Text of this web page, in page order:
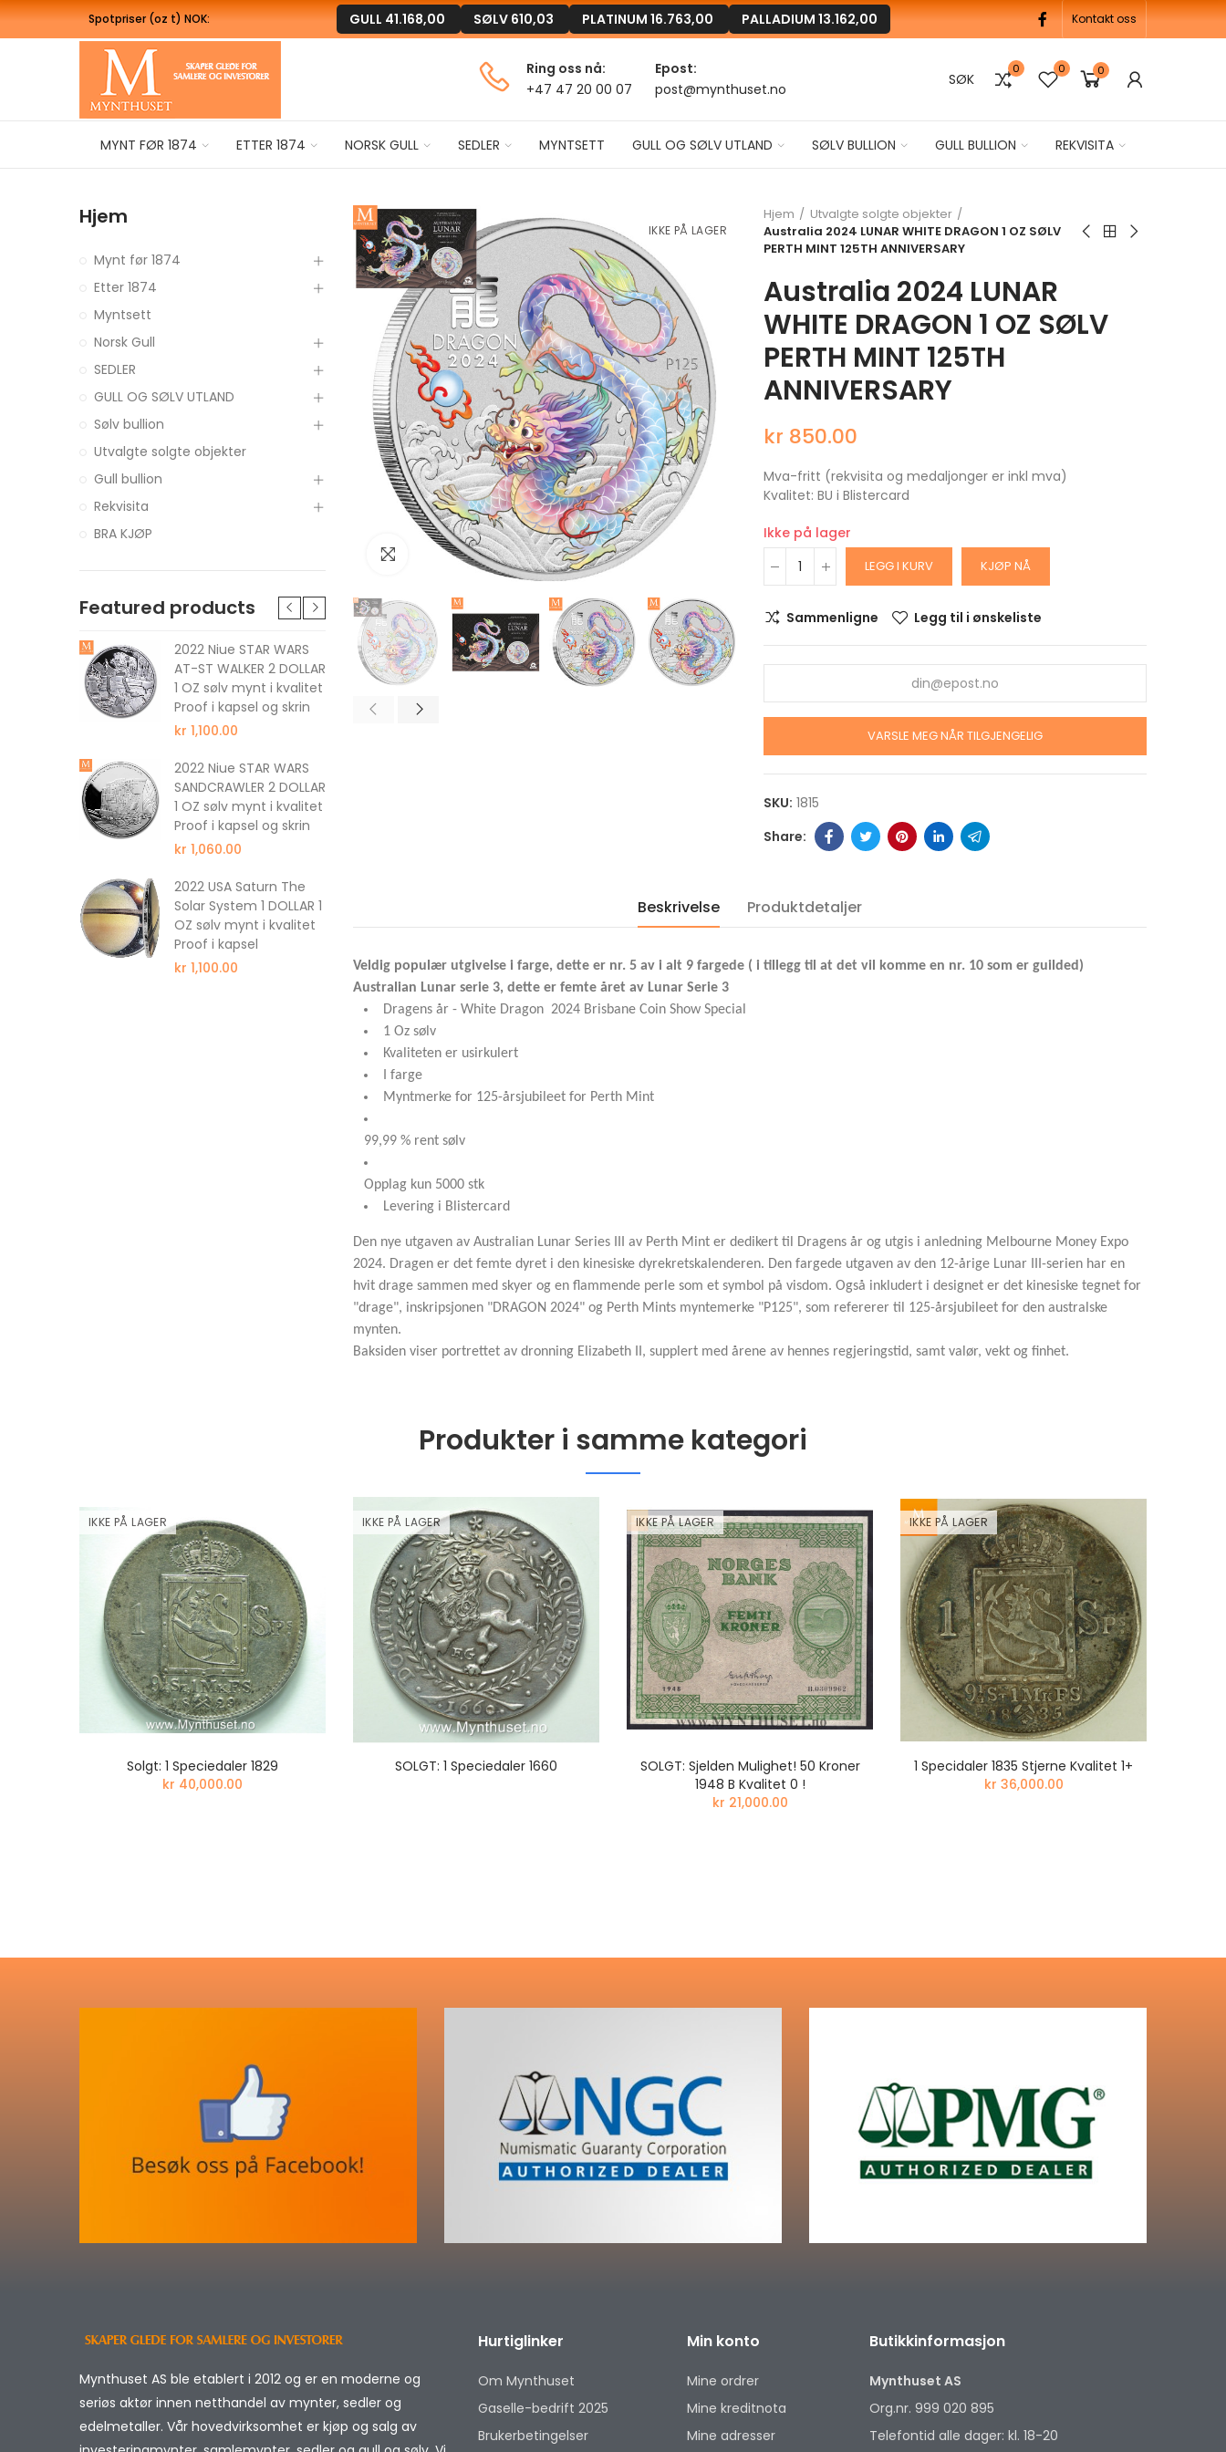
Spotpriser (oz t) NOK: Kontakt oss
Ring oss nå:
+47 47 20 00 07
Epost:
post@mynthuset.no
SØK
0 0 0
MYNT FØR 1874 ETTER 1874 NORSK GULL SEDLER MYNTSETT GULL OG SØLV UTLAND SØLV BULLION GULL BULLION REKVISITA
GULL 41.168,00 SØLV 610,03 PLATINUM 16.763,00 PALLADIUM 13.162,00
IKKE PÅ LAGER
Klikk for å forstørre
Hjem
Utvalgte solgte objekter
Australia 2024 LUNAR WHITE DRAGON 1 OZ SØLV
PERTH MINT 125TH ANNIVERSARY
Australia 2024 LUNAR
WHITE DRAGON 1 OZ SØLV
PERTH MINT 125TH
ANNIVERSARY
kr 850.00
Mva-fritt (rekvisita og medaljonger er inkl mva)
Kvalitet: BU i Blistercard
Ikke på lager
LEGG I KURV KJØP NÅ
Sammenligne Legg til i ønskeliste
VARSLE MEG NÅR TILGJENGELIG
SKU: 1815
Beskrivelse Produktdetaljer
Veldig populær utgivelse i farge, dette er nr. 5 av i alt 9 fargede ( i tillegg til at det vil komme en nr. 10 som er guilded)
Australian Lunar serie 3, dette er femte året av Lunar Serie 3
Dragens år - White Dragon 2024 Brisbane Coin Show Special
1 Oz sølv
Kvaliteten er usirkulert
I farge
Myntmerke for 125-årsjubileet for Perth Mint
99,99 % rent sølv
Opplag kun 5000 stk
Levering i Blistercard
Den nye utgaven av Australian Lunar Series III av Perth Mint er dedikert til Dragens år og utgis i anledning Melbourne Money Expo
2024. Dragen er det femte dyret i den kinesiske dyrekretskalenderen. Den fargede utgaven av den 12-årige Lunar III-serien har en
hvit drage sammen med skyer og en flammende perle som et symbol på visdom. Også inkludert i designet er det kinesiske tegnet for
"drage", inskripsjonen "DRAGON 2024" og Perth Mints myntemerke "P125", som refererer til 125-årsjubileet for den australske
mynten.
Baksiden viser portrettet av dronning Elizabeth II, supplert med årene av hennes regjeringstid, samt valør, vekt og finhet.
Hjem
Mynt før 1874
Etter 1874
Myntsett
Norsk Gull
SEDLER
GULL OG SØLV UTLAND
Sølv bullion
Utvalgte solgte objekter
Gull bullion
Rekvisita
BRA KJØP
Featured products
2022 Niue STAR WARS
AT-ST WALKER 2 DOLLAR
1 OZ sølv mynt i kvalitet
Proof i kapsel og skrin
kr 1,100.00
2022 Niue STAR WARS
SANDCRAWLER 2 DOLLAR
1 OZ sølv mynt i kvalitet
Proof i kapsel og skrin
kr 1,060.00
2022 USA Saturn The
Solar System 1 DOLLAR 1
OZ sølv mynt i kvalitet
Proof i kapsel
kr 1,100.00
2022 USA Neptune The
Solar System 1 DOLLAR 1
OZ sølv mynt i kvalitet
Provincial Flower
kr 60,000.00
2022 Niue STAR WARS
AT-ST WALKER 2 DOLLAR
1 OZ sølv mynt i kvalitet
Proof i kapsel og skrin
1 OZ sølv mynt i kvalitet
Proof i kapsel og skrin
Solar System 1 DOLLAR 1
OZ sølv mynt i kvalitet
kr 1,100.00
Produkter i samme kategori
IKKE PÅ LAGER
Solgt: 1 Speciedaler 1829
kr 40,000.00
IKKE PÅ LAGER
SOLGT: 1 Speciedaler 1660
IKKE PÅ LAGER
SOLGT: Sjelden Mulighet! 50 Kroner
1948 B Kvalitet 0 !
kr 21,000.00
IKKE PÅ LAGER
1 Specidaler 1835 Stjerne Kvalitet 1+
kr 36,000.00
Mynthuset AS ble etablert i 2012 og er en moderne og
seriøs aktør innen netthandel av mynter, sedler og
edelmetaller. Vår hovedvirksomhet er kjøp og salg av
Hurtiglinker
Om Mynthuset
Gaselle-bedrift 2025
Brukerbetingelser
Min konto
Mine ordrer
Mine kreditnota
Mine adresser
Butikkinformasjon
Mynthuset AS
Org.nr. 999 020 895
Telefontid alle dager: kl. 18-20